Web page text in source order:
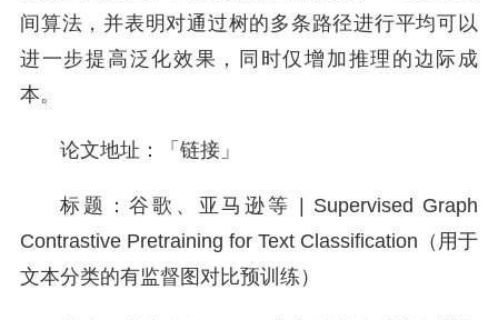
间算法，并表明对通过树的多条路径进行平均可以
进一步提高泛化效果，同时仅增加推理的边际成
本。
论文地址：「链接」
标题：谷歌、亚马逊等 | Supervised Graph
Contrastive Pretraining for Text Classification（用于
文本分类的有监督图对比预训练）